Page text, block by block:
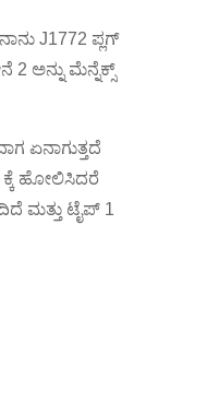
J1772 ಪ್ಲಗ್
2 ಅನ್ನು ಮೆನ್ನೆಕ್ಸ್
ಏನಾಗುತ್ತದೆ
ಕ್ಕೆ ಹೋಲಿಸಿದರೆ
ಮತ್ತು ಟೈಪ್ 1